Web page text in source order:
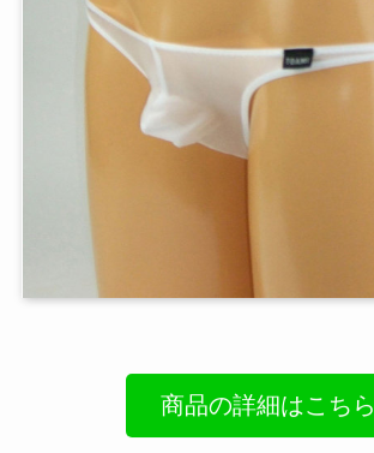
商品の詳細はこちら